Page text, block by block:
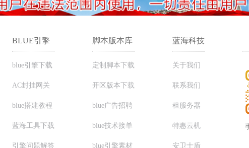
BLUE引擎
blue引擎下载
AC封挂网关
blue搭建教程
蓝海工具下载
引擎问题解答
脚本版本库
定制脚本下载
开区版本下载
blue广告招聘
blue技术接单
blue引擎素材
蓝海科技
关于我们
联系我们
租服务器
特惠云机
安卫士盾